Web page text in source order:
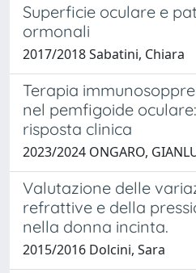
Superficie oculare e
ormonali
2017/2018 Sabatini, Chiara
Terapia
nel pemfigoide
risposta clinica
2023/2024 ONGARO,
Valutazione delle
refrattive e della
nella donna incinta.
2015/2016 Dolcini, Sara